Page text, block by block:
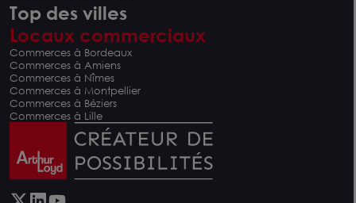
Top des villes
Locaux commerciaux
Commerces à Bordeaux
Commerces à Amiens
Commerces à Nîmes
Commerces à Montpellier
Commerces à Béziers
Commerces à Lille